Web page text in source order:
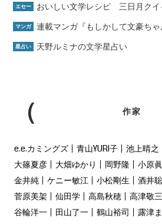
エセー おいしい文学レシピ 三日月クイ
マンガ 連載マンガ『もしかして文豪ち
星占い 天野ルミナの文学星占い
作家
e.e.カミングズ 青山YURI子 池上晴之
大篠夏彦
大畑ゆかり 岡野隆 小原
金井純
ケニー敏江 小松剛生 酒井聡
菅原美架
仙田学 高島秋穂 高津敬三
谷輪洋一
田山了一 鶴山裕司 露津